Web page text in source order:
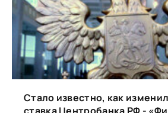
Стало известно, как
ставка Центробанка РФ -